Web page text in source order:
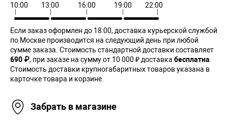
10:00
13:00 16:00 19:00 22:00
Если заказ оформлен до 18:00, доставка курьерской службой
по Москве производится на следующий день при любой
сумме заказа. Cтоимость стандартной доставки составляет
690 ₽, при заказе на сумму от 10 000 ₽ доставка бесплатна
Стоимость доставки крупногабаритных товаров указана в
карточке товара и корзине.
Забрать в магазине